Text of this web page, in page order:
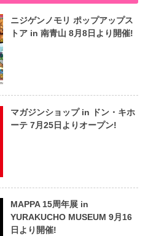
ニジゲンノモリ ポップアップス
トア in 南青山 8月8日より開催!
マガジンショップ in ドン・キホ
ーテ 7月25日よりオープン!
MAPPA 15周年展 in
YURAKUCHO MUSEUM 9月16
日より開催!